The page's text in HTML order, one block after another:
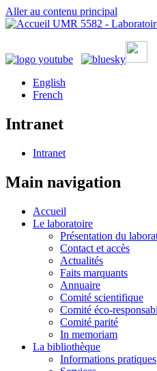
Aller au contenu principal
UMR 5582 -
English
French
Intranet
Intranet
Main navigation
Accueil
Le laboratoire
Présentation du
Contact et accès
Actualités
Faits marquants
Annuaire
Comité scientifique
Comité éco-
Comité parité
In memoriam
La bibliothèque
Informations pratiques